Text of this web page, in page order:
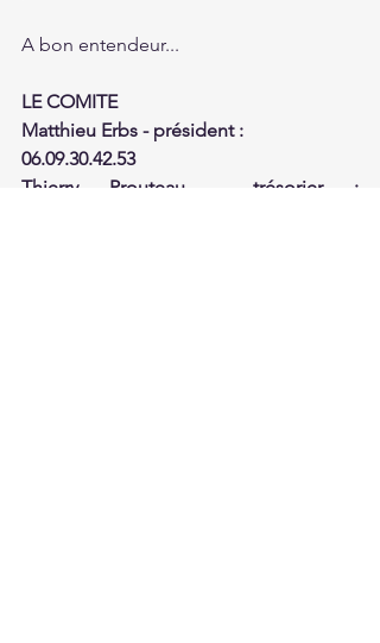
A bon entendeur...
LE COMITE
Matthieu Erbs - président :
06.09.30.42.53
Thierry Prouteau - trésorier :